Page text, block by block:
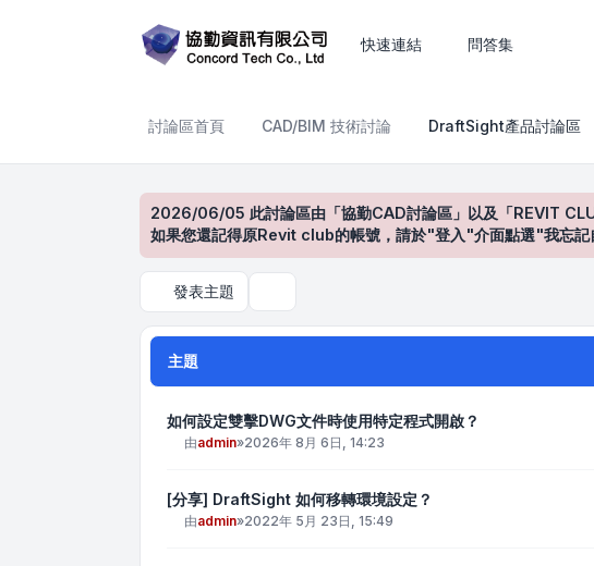
快速連結 問答集
討論區首頁 CAD/BIM 技術討論 DraftSight產品討論區
2026/06/05 此討論區由「協勤CAD討論區」以及「REVIT
如果您還記得原Revit club的帳號，請於"登入"介面點選"我忘記
發表主題
主題
如何設定雙擊DWG文件時使用特定程式開啟？
由admin»2026年 8月 6日, 14:23
[分享] DraftSight 如何移轉環境設定？
由admin»2022年 5月 23日, 15:49